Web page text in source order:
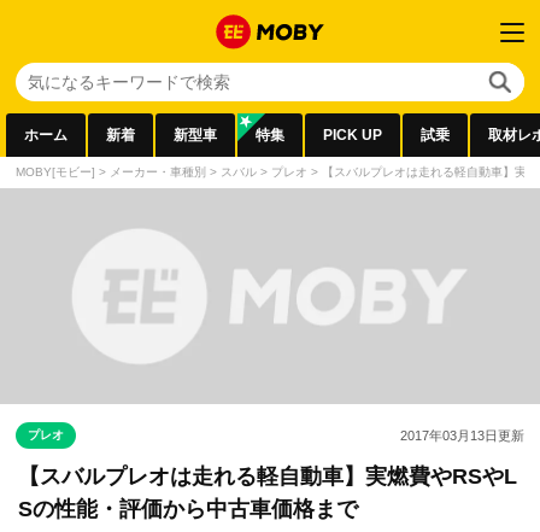
ホーム 新着 新型車 特集 PICK UP 試乗 取材レ
MOBY[モビー] > メーカー・車種別 > スバル > プレオ > 【スバルプレオは走れる軽自動車】実
プレオ 2017年03月13日更新
【スバルプレオは走れる軽自動車】実燃費やRSやL
Sの性能・評価から中古車価格まで